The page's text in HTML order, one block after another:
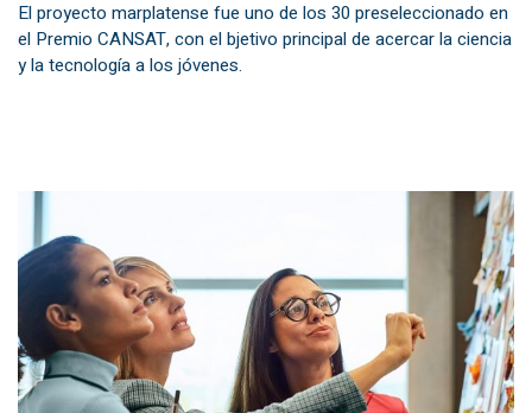
El proyecto marplatense fue uno de los 30 preseleccionado en
el Premio CANSAT, con el bjetivo principal de acercar la ciencia
y la tecnología a los jóvenes.